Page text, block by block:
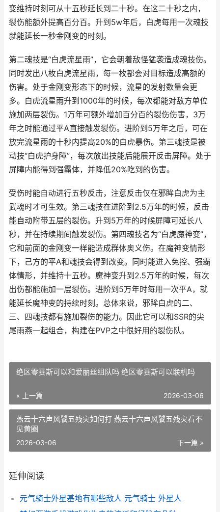
变维持时刻可从十五秒延长到二十秒。在这二十秒之内，
裂伤能额外提高百分百。升到5w年后，白虎每用一次魂技
就能延长一秒金刚变的时刻。
第二魂技是“白虎流星雨”，它会朝着敌怪猛袭造成魂技伤。
同时发出八枚白虎流星雨，每一枚都会对目标造成高额的
伤害。处于金刚变形态下的时候，流星的发射数量会更
多。白虎流星雨升到1000年的时候，每次都能对敌方单位
施加两层裂伤。1万年可额外增加百分百的裂伤伤害，3万
年之时能通过平A直接触发裂伤。进阶到5万年之后，可在
放完流星雨的十秒内提高20%的白虎暴伤。第三魂技是被
动技“白虎护身障”，每次放出技能后能展开反击屏障。处于
屏障内能得到强霸体，并降低20%吃到的伤害。
受伤时能自动进行五秒反击，注意反击仅在邪眸白虎为主
武魂时才可生效。第三魂技在进阶到2.5万年的时候，反击
能自动附带五层的裂伤。升到5万年的时候屏障可延长八
秒，并在持续期间触发裂伤。第四魂技名为“白虎魔神变”，
它和前面的金刚变一样能造成群体奥义伤。在魔神变情形
下，己方的平A和魂技会得到改变。同时能进入免控、强霸
体情形，并维持十五秒。魔神变升到2.5万年的时候，每次
出伤都能施加一层裂伤。进阶到5万年时每用一次平A，就
能延长魔神变的持续时刻。总体来说，邪眸白虎的二、
三、四魂技都有施加裂伤的能力。因此它可以和SSR的尖
尾雨燕一起组合，构建在PVP之中很好用的裂伤队。
绝区零赛斯可以和爱丽丝组队吗 绝区零赛斯可以联机吗
« 上一篇 2026-03-06
燕云十六声风饕五残灾如何打 燕云十六声风饕五残灾看不
见黄圈
下一篇 »
2026-03-06
延伸阅读
元气骑士外星基地有哪些敌人 元气骑士 外星人